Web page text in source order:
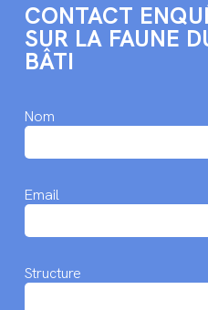
CONTACT
SUR LA FAUNE
BÂTI
Nom
Email
Structure